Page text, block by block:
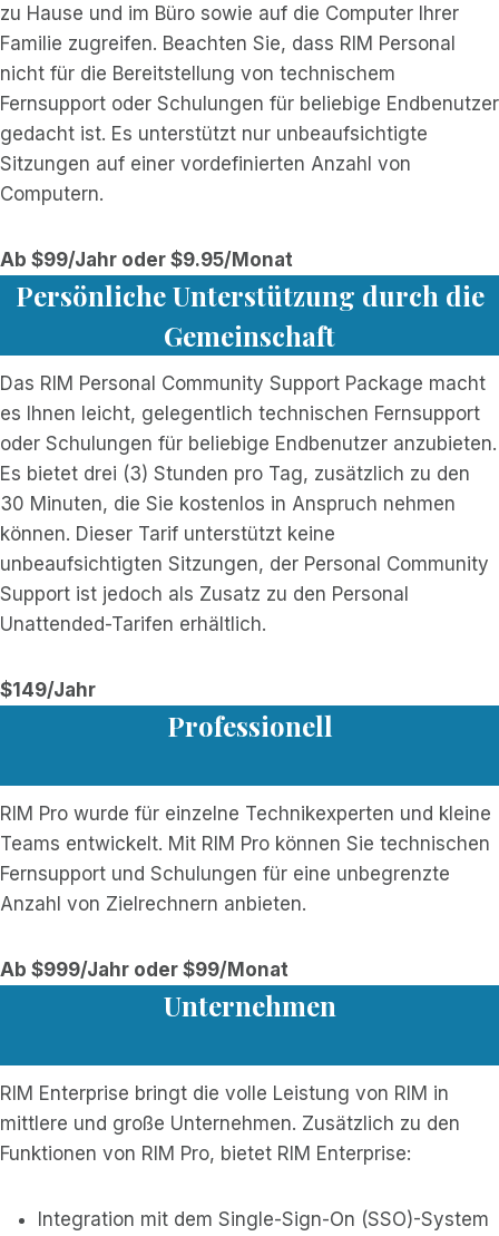
zu Hause und im Büro sowie auf die Computer Ihrer
Familie zugreifen. Beachten Sie, dass RIM Personal
nicht für die Bereitstellung von technischem
Fernsupport oder Schulungen für beliebige Endbenutzer
gedacht ist. Es unterstützt nur unbeaufsichtigte
Sitzungen auf einer vordefinierten Anzahl von
Computern.
Ab $99/Jahr oder $9.95/Monat
Persönliche Unterstützung durch die
Gemeinschaft
Das RIM Personal Community Support Package macht
es Ihnen leicht, gelegentlich technischen Fernsupport
oder Schulungen für beliebige Endbenutzer anzubieten.
Es bietet drei (3) Stunden pro Tag, zusätzlich zu den
30 Minuten, die Sie kostenlos in Anspruch nehmen
können. Dieser Tarif unterstützt keine
unbeaufsichtigten Sitzungen, der Personal Community
Support ist jedoch als Zusatz zu den Personal
Unattended-Tarifen erhältlich.
$149/Jahr
Professionell
RIM Pro wurde für einzelne Technikexperten und kleine
Teams entwickelt. Mit RIM Pro können Sie technischen
Fernsupport und Schulungen für eine unbegrenzte
Anzahl von Zielrechnern anbieten.
Ab $999/Jahr oder $99/Monat
Unternehmen
RIM Enterprise bringt die volle Leistung von RIM in
mittlere und große Unternehmen. Zusätzlich zu den
Funktionen von RIM Pro, bietet RIM Enterprise:
Integration mit dem Single-Sign-On (SSO)-System